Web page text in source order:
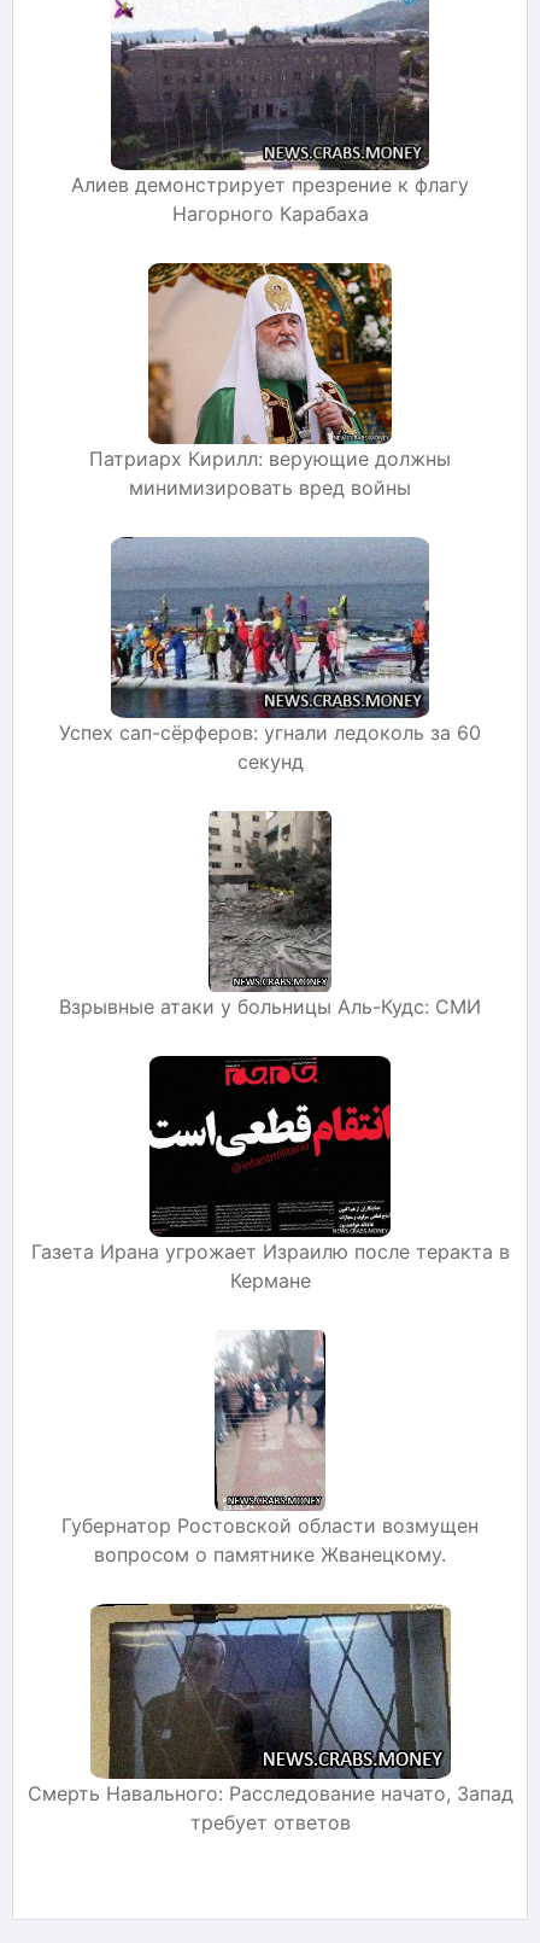
Алиев демонстрирует презрение к флагу
Нагорного Карабаха
Патриарх Кирилл: верующие должны
минимизировать вред войны
Успех сап-сёрферов: угнали ледоколь за 60
секунд
Взрывные атаки у больницы Аль-Кудс: СМИ
Газета Ирана угрожает Израилю после теракта в
Кермане
Губернатор Ростовской области возмущен
вопросом о памятнике Жванецкому.
Смерть Навального: Расследование начато, Запад
требует ответов